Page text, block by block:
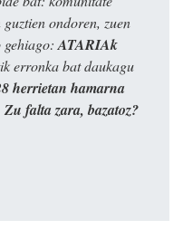
ondoren, zuen
ATARIAk
erronka bat daukagu
herrietan hamarna
Zu falta zara, bazatoz?